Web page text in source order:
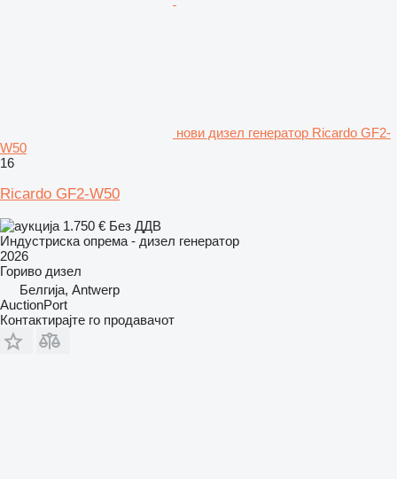
нови дизел генератор Ricardo GF2-
W50
16
Ricardo GF2-W50
1.750 € Без ДДВ
Индустриска опрема - дизел генератор
2026
Гориво дизел
Белгија, Antwerp
AuctionPort
Контактирајте го продавачот